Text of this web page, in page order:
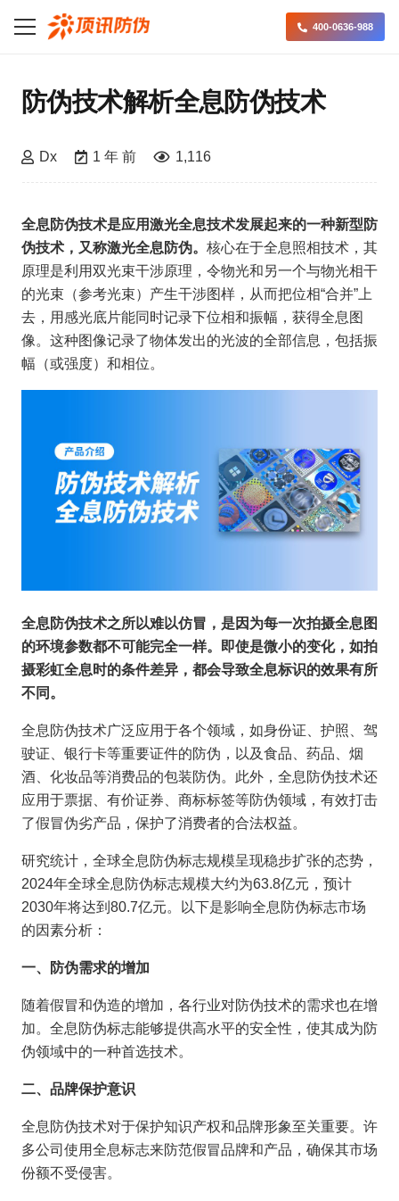
400-0636-988
防伪技术解析全息防伪技术
Dx 1 年 前 1,116
全息防伪技术是应用激光全息技术发展起来的一种新型防
伪技术，又称激光全息防伪。 核心在于全息照相技术，其
原理是利用双光束干涉原理，令物光和另一个与物光相干
的光束（参考光束）产生干涉图样，从而把位相“合并”上
去，用感光底片能同时记录下位相和振幅，获得全息图
像。这种图像记录了物体发出的光波的全部信息，包括振
幅（或强度）和相位。
全息防伪技术之所以难以仿冒，是因为每一次拍摄全息图
的环境参数都不可能完全一样。即使是微小的变化，如拍
摄彩虹全息时的条件差异，都会导致全息标识的效果有所
不同。
全息防伪技术广泛应用于各个领域，如身份证、护照、驾
驶证、银行卡等重要证件的防伪，以及食品、药品、烟
酒、化妆品等消费品的包装防伪。此外，全息防伪技术还
应用于票据、有价证券、商标标签等防伪领域，有效打击
了假冒伪劣产品，保护了消费者的合法权益。
研究统计，全球全息防伪标志规模呈现稳步扩张的态势，
2024年全球全息防伪标志规模大约为63.8亿元，预计
2030年将达到80.7亿元。以下是影响全息防伪标志市场
的因素分析：
一、防伪需求的增加
随着假冒和伪造的增加，各行业对防伪技术的需求也在增
加。全息防伪标志能够提供高水平的安全性，使其成为防
伪领域中的一种首选技术。
二、品牌保护意识
全息防伪技术对于保护知识产权和品牌形象至关重要。许
多公司使用全息标志来防范假冒品牌和产品，确保其市场
份额不受侵害。